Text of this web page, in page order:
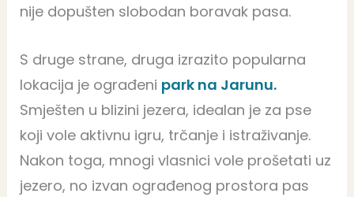
nije dopušten slobodan boravak pasa.
S druge strane, druga izrazito popularna
lokacija je ograđeni park na Jarunu.
Smješten u blizini jezera, idealan je za pse
koji vole aktivnu igru, trčanje i istraživanje.
Nakon toga, mnogi vlasnici vole prošetati uz
jezero, no izvan ograđenog prostora pas